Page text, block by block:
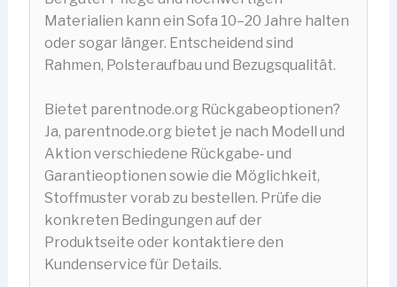
Materialien kann ein Sofa 10–20 Jahre halten
oder sogar länger. Entscheidend sind
Rahmen, Polsteraufbau und Bezugsqualität.
Bietet parentnode.org Rückgabeoptionen?
Ja, parentnode.org bietet je nach Modell und
Aktion verschiedene Rückgabe‑ und
Garantieoptionen sowie die Möglichkeit,
Stoffmuster vorab zu bestellen. Prüfe die
konkreten Bedingungen auf der
Produktseite oder kontaktiere den
Kundenservice für Details.